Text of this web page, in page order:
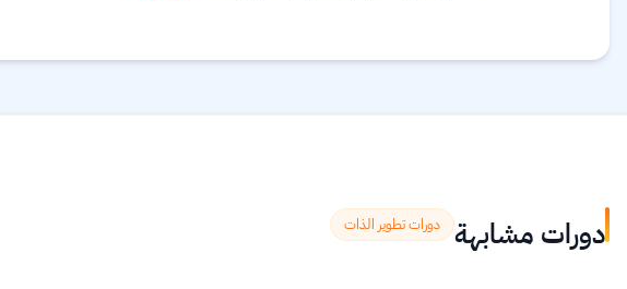
دورات مشابهة دورات تطوير الذات